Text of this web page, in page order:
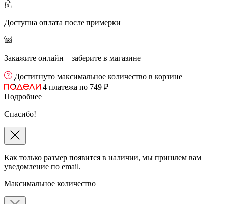
Доступна оплата после примерки
Закажите онлайн – заберите в магазине
Достигнуто максимальное количество в корзине
4 платежа по 749 ₽
Подробнее
Спасибо!
Как только размер появится в наличии, мы пришлем вам
уведомление по email.
Максимальное количество